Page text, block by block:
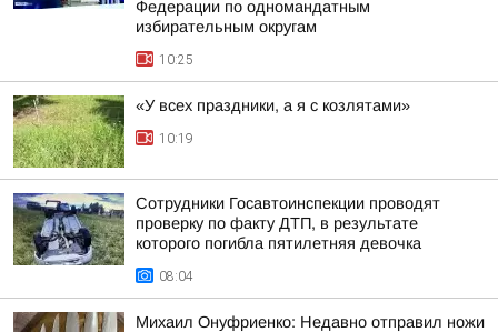
Федерации по одномандатным
избирательным округам
10:25
«У всех праздники, а я с козлятами»
10:19
Сотрудники Госавтоинспекции проводят
проверку по факту ДТП, в результате
которого погибла пятилетняя девочка
08:04
Михаил Онуфриенко: Недавно отправил ножи